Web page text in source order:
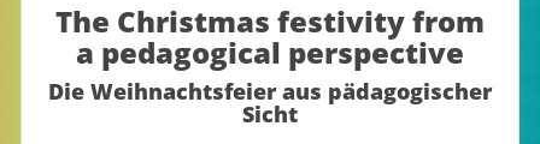
The Christmas festivity from
a pedagogical perspective
Die Weihnachtsfeier aus pädagogischer
Sicht